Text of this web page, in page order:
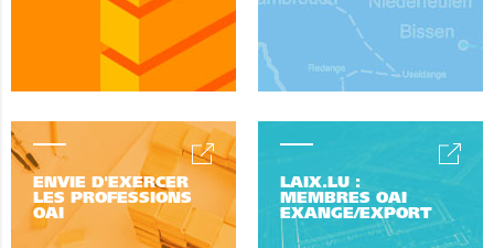
ENVIE D'EXERCER
LES PROFESSIONS
OAI
LAIX.LU :
MEMBRES OAI
EXANGE/EXPORT